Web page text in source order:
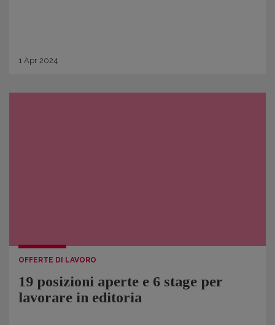
1 Apr 2024
OFFERTE DI LAVORO
19 posizioni aperte e 6 stage per
lavorare in editoria